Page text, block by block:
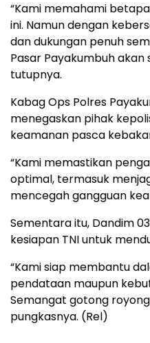
“Kami memahami
ini. Namun dengan
dan dukungan penuh
Pasar Payakumbuh
tutupnya.
Kabag Ops Polres
menegaskan pihak
keamanan pasca
“Kami memastikan
optimal, termasuk
mencegah gangguan
Sementara itu, Dandim
kesiapan TNI untuk
“Kami siap membantu
pendataan maupun
Semangat gotong
pungkasnya. (Rel)